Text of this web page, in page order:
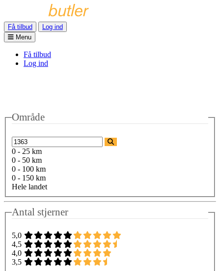
Få tilbud
Log ind
Menu
Få tilbud
Log ind
Område
0 - 25 km
0 - 50 km
0 - 100 km
0 - 150 km
Hele landet
Antal stjerner
5,0
4,5
4,0
3,5